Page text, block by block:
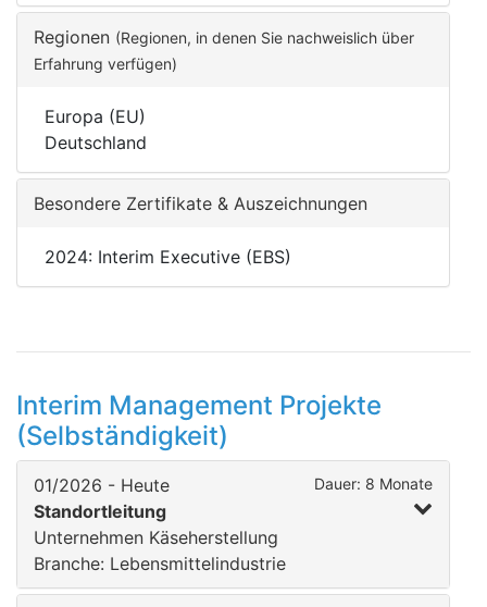
Regionen (Regionen, in denen Sie nachweislich über
Erfahrung verfügen)
Europa (EU)
Deutschland
Besondere Zertifikate & Auszeichnungen
2024: Interim Executive (EBS)
Interim Management Projekte
(Selbständigkeit)
01/2026 - Heute Dauer: 8 Monate
Standortleitung
Unternehmen Käseherstellung
Branche: Lebensmittelindustrie